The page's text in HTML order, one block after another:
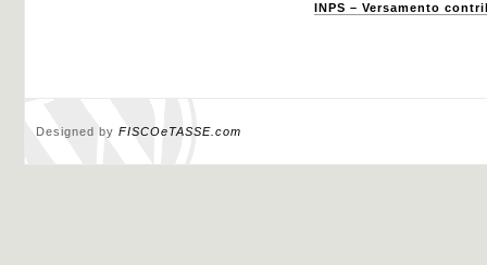
INPS – Versamento
Designed by FISCOeTASSE.com